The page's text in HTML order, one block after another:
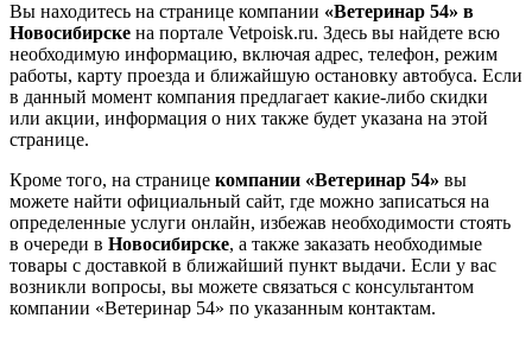
Вы находитесь на странице компании «Ветеринар 54» в
Новосибирске на портале Vetpoisk.ru. Здесь вы найдете всю
необходимую информацию, включая адрес, телефон, режим
работы, карту проезда и ближайшую остановку автобуса. Если
в данный момент компания предлагает какие-либо скидки
или акции, информация о них также будет указана на этой
странице.
Кроме того, на странице компании «Ветеринар 54» вы
можете найти официальный сайт, где можно записаться на
определенные услуги онлайн, избежав необходимости стоять
в очереди в Новосибирске, а также заказать необходимые
товары с доставкой в ближайший пункт выдачи. Если у вас
возникли вопросы, вы можете связаться с консультантом
компании «Ветеринар 54» по указанным контактам.